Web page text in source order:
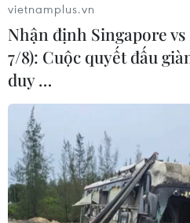
Truyền thông: Bốn
của Tổng thống Trump
vietnamplus.vn
Nhận định Singapore
7/8): Cuộc quyết đấu
duy …